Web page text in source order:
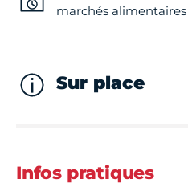
marchés alimentaires
Sur place
Infos pratiques